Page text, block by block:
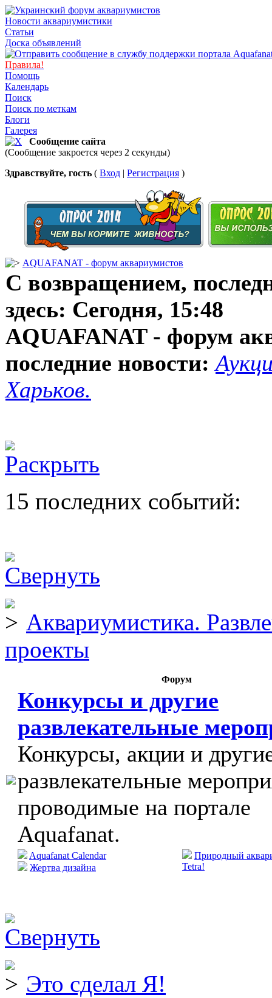
Новости аквариумистики
Статьи
Доска объявлений
Правила!
Помощь
Календарь
Поиск
Поиск по меткам
Блоги
Галерея
Сообщение сайта
(Сообщение закроется через 2 секунды)
Здравствуйте, гость ( Вход | Регистрация )
AQUAFANAT - форум аквариумистов
С возвращением,
здесь: Сегодня, 15:48
AQUAFANAT - форум
последние новости:
Харьков.
15 последних событий:
Аквариумистика.
проекты
Форум
Конкурсы и другие
развлекательные
Конкурсы, акции и
развлекательные
проводимые на портале
Aquafanat.
Aquafanat Calendar
Жертва дизайна
Природный
Tetra!
Это сделал Я!